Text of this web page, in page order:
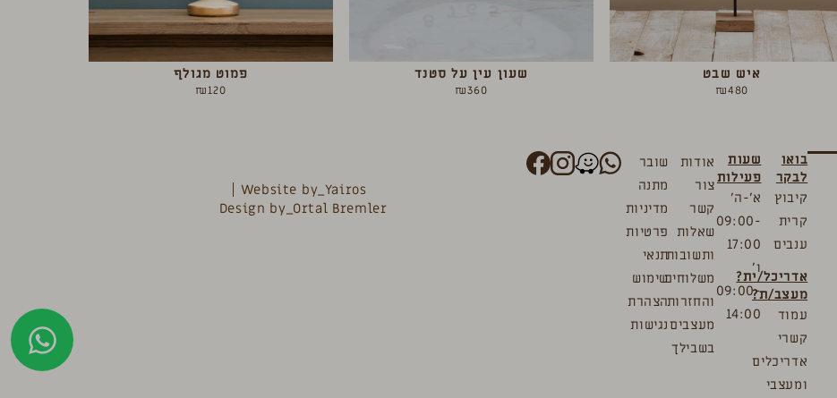
איש שבט
₪480
שעון עין על סטנד
₪360
פמוט מגולף
₪120
בואו
לבקר
קיבוץ
קרית
ענבים
אדריכל/ית?
מעצב/ת?
עמוד
קשרי
אדריכלים
ומעצבי
שעות
פעילות
א’-ה’
09:00-
17:00
ו’
09:00-
14:00
אודות
צור
קשר
שאלות
ותשובות
משלוחים
והחזרות
מעצבים
בשבילך
שובר
מתנה
מדיניות
פרטיות
תנאי
שימוש
הצהרת
נגישות
Website by_Yairos
Design by_Ortal Bremler